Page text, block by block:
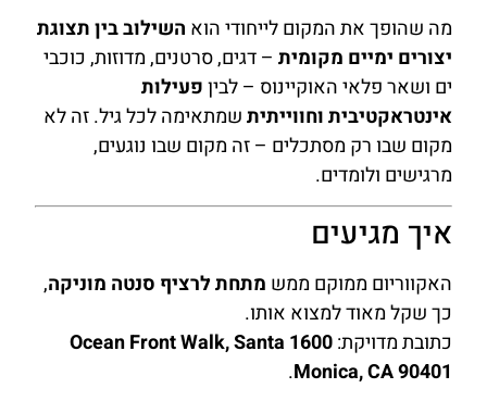
מה שהופך את המקום לייחודי הוא השילוב בין תצוגת
יצורים ימיים מקומית – דגים, סרטנים, מדוזות, כוכבי
ים ושאר פלאי האוקיינוס – לביןפעילות
אינטראקטיבית וחווייתיתשמתאימה לכל גיל. זה לא
מקום שבו רק מסתכלים – זה מקום שבו נוגעים,
מרגישים ולומדים.
איך מגיעים
האקווריום ממוקם ממש מתחת לרציף סנטה מוניקה,
כך שקל מאוד למצוא אותו.
כתובת מדויקת:
1600 Ocean Front Walk, Santa
Monica, CA 90401
.